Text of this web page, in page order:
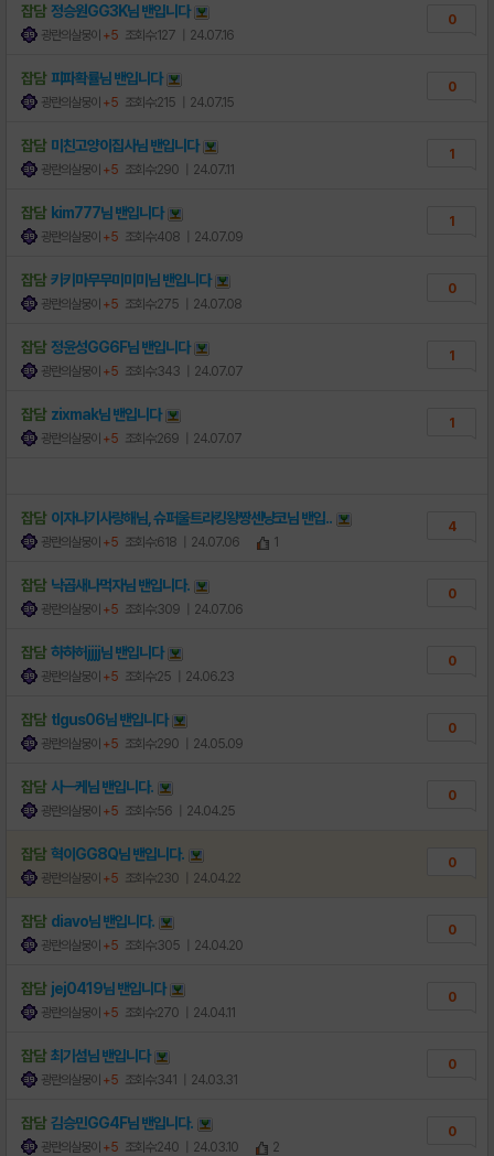
잡담 정승원GG3K님 밴입니다
광란의살뭉이 +5 조회수:127 | 24.07.16
0
잡담 피파확률님 밴입니다
광란의살뭉이 +5 조회수:215 | 24.07.15
0
잡담 미친고양이집사님 밴입니다
광란의살뭉이 +5 조회수:290 | 24.07.11
1
잡담 kim777님 밴입니다
광란의살뭉이 +5 조회수:408 | 24.07.09
1
잡담 키키마무무미미미님 밴입니다
광란의살뭉이 +5 조회수:275 | 24.07.08
0
잡담 정윤성GG6F님 밴입니다
광란의살뭉이 +5 조회수:343 | 24.07.07
1
잡담 zixmak님 밴입니다
광란의살뭉이 +5 조회수:269 | 24.07.07
1
잡담 이자나기사랑해님, 슈퍼울트라킹왕짱센냥코님 밴입..
광란의살뭉이 +5 조회수:618 | 24.07.06 1
4
잡담 낙곱새나먹자님 밴입니다.
광란의살뭉이 +5 조회수:309 | 24.07.06
0
잡담 하하허jjjj님 밴입니다
광란의살뭉이 +5 조회수:25 | 24.06.23
0
잡담 tlgus06님 밴입니다
광란의살뭉이 +5 조회수:290 | 24.05.09
0
잡담 사ㅡ케님 밴입니다.
광란의살뭉이 +5 조회수:56 | 24.04.25
0
잡담 혁이GG8Q님 밴입니다.
광란의살뭉이 +5 조회수:230 | 24.04.22
0
잡담 diavo님 밴입니다.
광란의살뭉이 +5 조회수:305 | 24.04.20
0
잡담 jej0419님 밴입니다
광란의살뭉이 +5 조회수:270 | 24.04.11
0
잡담 최기섬님 밴입니다
광란의살뭉이 +5 조회수:341 | 24.03.31
0
잡담 김승민GG4F님 밴입니다.
광란의살뭉이 +5 조회수:240 | 24.03.10 2
0